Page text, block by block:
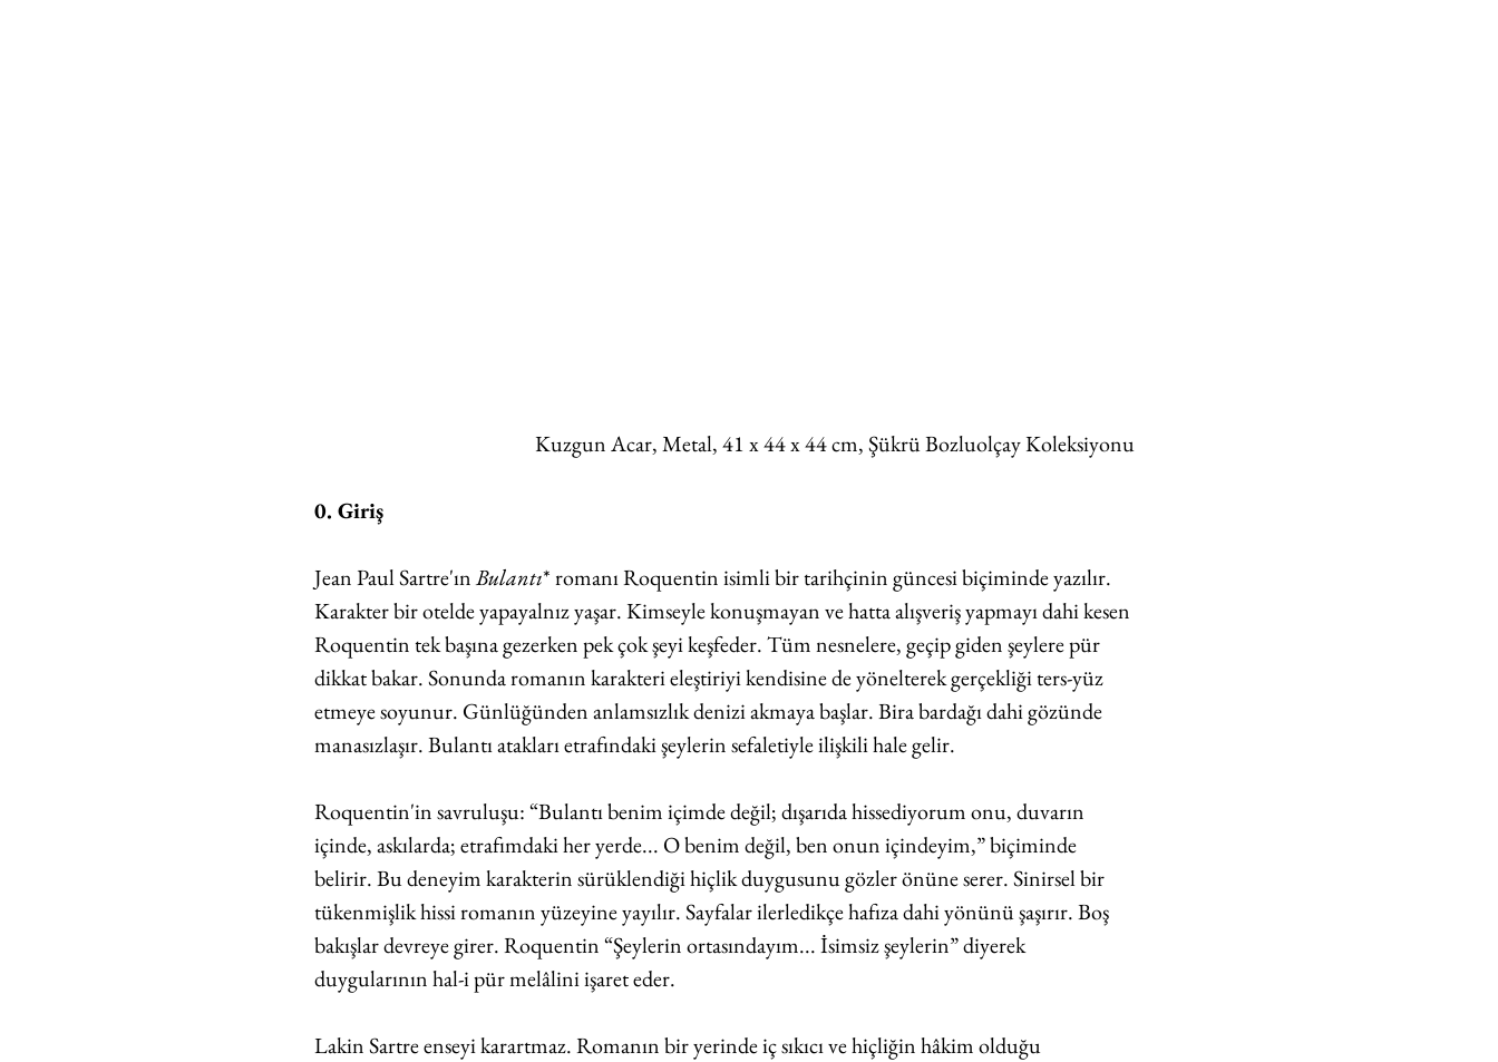
Kuzgun Acar, Metal, 41 x 44 x 44 cm, Şükrü Bozluolçay Koleksiyonu
0. Giriş
Jean Paul Sartre'ın Bulantı* romanı Roquentin isimli bir tarihçinin güncesi biçiminde yazılır.
Karakter bir otelde yapayalnız yaşar. Kimseyle konuşmayan ve hatta alışveriş yapmayı dahi kesen
Roquentin tek başına gezerken pek çok şeyi keşfeder. Tüm nesnelere, geçip giden şeylere pür
dikkat bakar. Sonunda romanın karakteri eleştiriyi kendisine de yönelterek gerçekliği ters-yüz
etmeye soyunur. Günlüğünden anlamsızlık denizi akmaya başlar. Bira bardağı dahi gözünde
manasızlaşır. Bulantı atakları etrafındaki şeylerin sefaletiyle ilişkili hale gelir.
Roquentin'in savruluşu: “Bulantı benim içimde değil; dışarıda hissediyorum onu, duvarın
içinde, askılarda; etrafımdaki her yerde... O benim değil, ben onun içindeyim,” biçiminde
belirir. Bu deneyim karakterin sürüklendiği hiçlik duygusunu gözler önüne serer. Sinirsel bir
tükenmişlik hissi romanın yüzeyine yayılır. Sayfalar ilerledikçe hafıza dahi yönünü şaşırır. Boş
bakışlar devreye girer. Roquentin “Şeylerin ortasındayım... İsimsiz şeylerin” diyerek
duygularının hal-i pür melâlini işaret eder.
Lakin Sartre enseyi karartmaz. Romanın bir yerinde iç sıkıcı ve hiçliğin hâkim olduğu